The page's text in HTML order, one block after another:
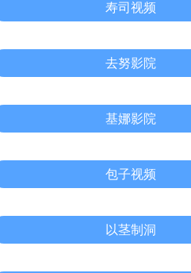
寿司视频
去努影院
基娜影院
包子视频
以茎制洞